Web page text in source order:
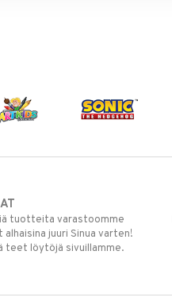
tuotteita varastoomme
juuri Sinua varten!
teet löytöjä sivuillamme.